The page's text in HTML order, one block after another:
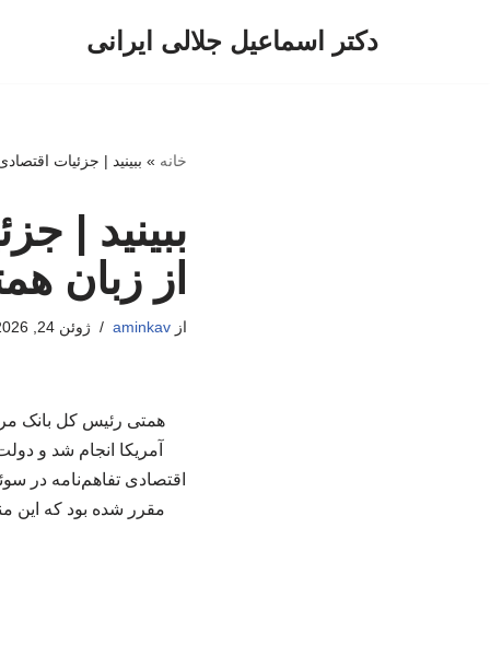
دکتر اسماعیل جلالی ایرانی
خانه » ببینید | جزئیات
ببینید |
از زبان
ازaminkav ژوئن 24, 2026
همتی رئیس کل بانک
آمریکا انجام شد و
اقتصادی تفاهم‌نامه در